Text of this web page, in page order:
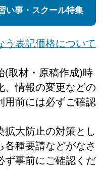
い事・スクール特集
う表記価格について
取材・原稿作成)時
、情報の変更などの
用前には必ずご確認
大防止の対策とし
各種要請などがなさ
ず事前にご確認くだ